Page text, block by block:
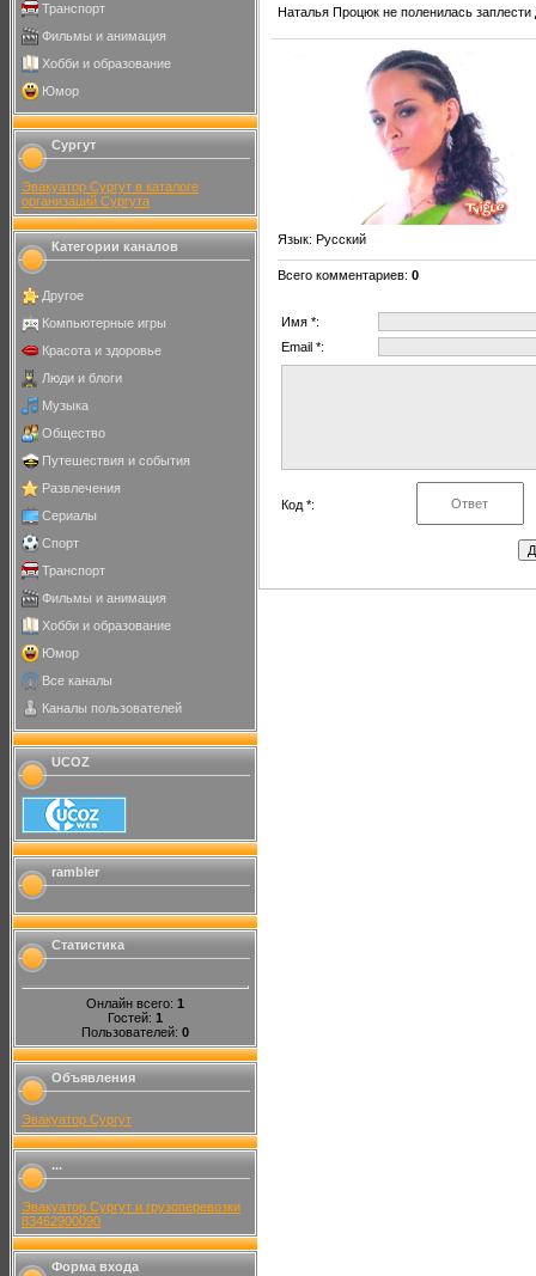
Транспорт
Фильмы и анимация
Хобби и образование
Юмор
Сургут
Эвакуатор Сургут в каталоге
организаций Сургута
Категории каналов
Другое
Компьютерные игры
Красота и здоровье
Люди и блоги
Музыка
Общество
Путешествия и события
Развлечения
Сериалы
Спорт
Транспорт
Фильмы и анимация
Хобби и образование
Юмор
Все каналы
Каналы пользователей
UCOZ
rambler
Статистика
Онлайн всего: 1
Гостей: 1
Пользователей: 0
Объявления
Эвакуатор Сургут
...
Эвакуатор Сургут и грузоперевозки
83462900090
Форма входа
Наталья Процюк не поленилась
Язык: Русский
Всего комментариев: 0
Имя *:
Email *:
Код *: